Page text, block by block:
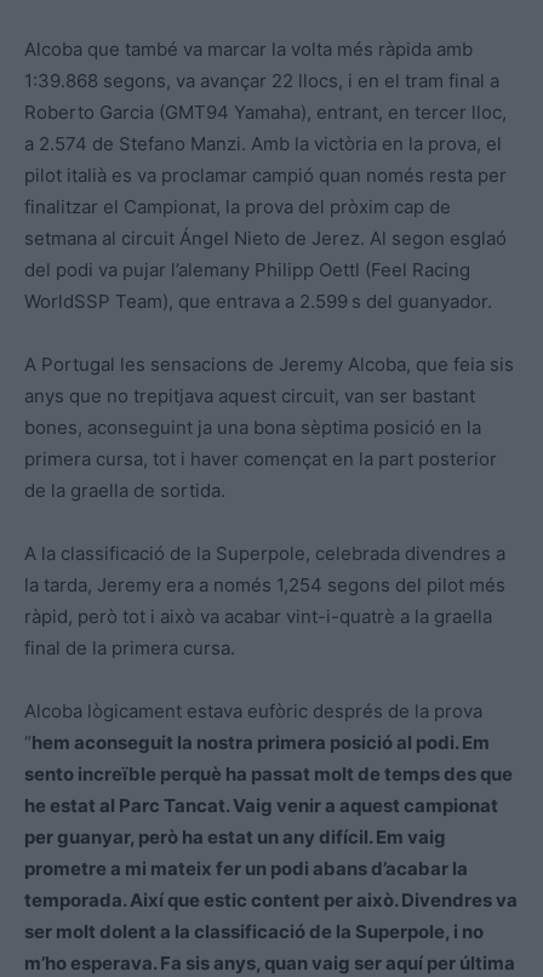
Alcoba que també va marcar la volta més ràpida amb
1:39.868 segons, va avançar 22 llocs, i en el tram final a
Roberto Garcia (GMT94 Yamaha), entrant, en tercer lloc,
a 2.574 de Stefano Manzi. Amb la victòria en la prova, el
pilot italià es va proclamar campió quan només resta per
finalitzar el Campionat, la prova del pròxim cap de
setmana al circuit Ángel Nieto de Jerez. Al segon esglaó
del podi va pujar l’alemany Philipp Oettl (Feel Racing
WorldSSP Team), que entrava a 2.599 s del guanyador.
A Portugal les sensacions de Jeremy Alcoba, que feia sis
anys que no trepitjava aquest circuit, van ser bastant
bones, aconseguint ja una bona sèptima posició en la
primera cursa, tot i haver començat en la part posterior
de la graella de sortida.
A la classificació de la Superpole, celebrada divendres a
la tarda, Jeremy era a només 1,254 segons del pilot més
ràpid, però tot i això va acabar vint-i-quatrè a la graella
final de la primera cursa.
Alcoba lògicament estava eufòric després de la prova
“hem aconseguit la nostra primera posició al podi. Em
sento increïble perquè ha passat molt de temps des que
he estat al Parc Tancat. Vaig venir a aquest campionat
per guanyar, però ha estat un any difícil. Em vaig
prometre a mi mateix fer un podi abans d’acabar la
temporada. Així que estic content per això. Divendres va
ser molt dolent a la classificació de la Superpole, i no
m’ho esperava. Fa sis anys, quan vaig ser aquí per última